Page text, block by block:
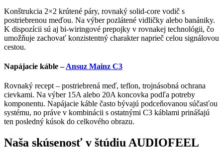
Konštrukcia 2×2 krútené páry, rovnaký solid-core vodič s
postriebrenou meďou. Na výber pozlátené vidličky alebo banániky.
K dispozícii sú aj bi-wiringové prepojky v rovnakej technológii, čo
umožňuje zachovať konzistentný charakter naprieč celou signálovou
cestou.
Napájacie káble –Ansuz Mainz C3
Rovnaký recept – postriebrená meď, teflon, trojnásobná ochrana
cievkami. Na výber 15A alebo 20A koncovka podľa potreby
komponentu. Napájacie káble často bývajú podceňovanou súčasťou
systému, no práve v kombinácii s ostatnými C3 káblami prinášajú
ten posledný kúsok do celkového obrazu.
Naša skúsenosť v štúdiu AUDIOFEEL